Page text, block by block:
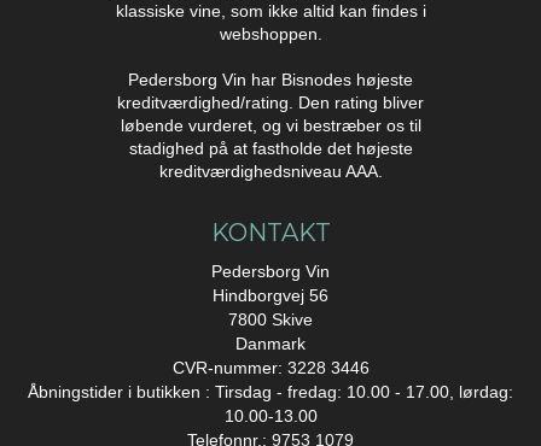
klassiske vine, som ikke altid kan findes i
webshoppen.
Pedersborg Vin har Bisnodes højeste
kreditværdighed/rating. Den rating bliver
løbende vurderet, og vi bestræber os til
stadighed på at fastholde det højeste
kreditværdighedsniveau AAA.
KONTAKT
Pedersborg Vin
Hindborgvej 56
7800 Skive
Danmark
CVR-nummer: 3228 3446
Åbningstider i butikken : Tirsdag - fredag: 10.00 - 17.00, lørdag:
10.00-13.00
Telefonnr.: 9753 1079